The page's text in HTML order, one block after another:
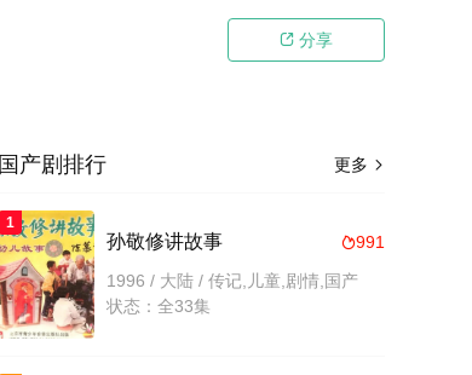
 分享
更多 
国产剧排行
1
991
孙敬修讲故事
1996 / 大陆 / 传记,儿童,剧情,国产
状态：全33集